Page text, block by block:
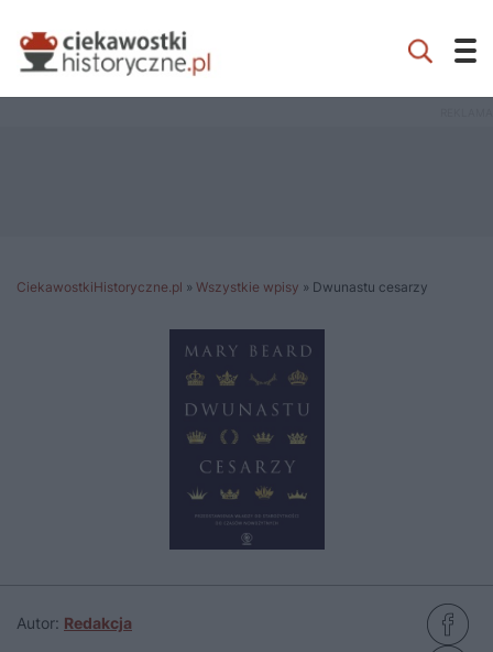
CiekawostkiHistoryczne.pl » Wszystkie wpisy » Dwunastu cesarzy
Autor: Redakcja